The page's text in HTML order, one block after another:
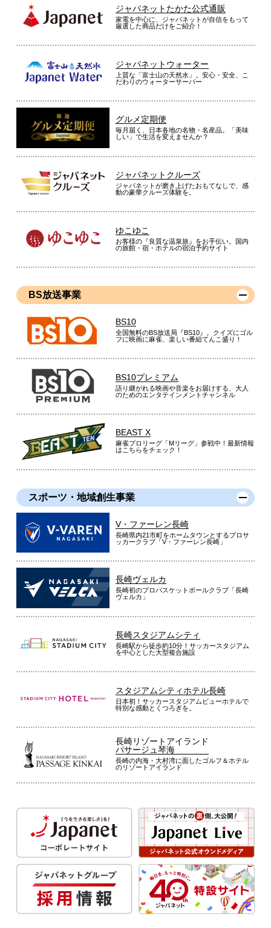
ジャパネットたかた公式通販
家電を中心に、ジャパネットが自信をもって
厳選した商品だけをご紹介！
ジャパネットウォーター
上質な「富士山の天然水」。安心・安全、こ
だわりのウォーターサーバー
グルメ定期便
毎月届く、日本各地の名物・名産品。「美味
しい」で生活を変えませんか？
ジャパネットクルーズ
ジャパネットが磨き上げたおもてなしで、感
動の豪華クルーズ体験を。
ゆこゆこ
お客様の『良質な温泉旅』をお手伝い。国内
の旅館・宿・ホテルの宿泊予約サイト
BS放送事業
BS10
全国無料のBS放送局『BS10』。クイズにゴル
フに映画に麻雀、楽しい番組てんこ盛り！
BS10プレミアム
語り継がれる映画や音楽をお届けする、大人
のためのエンタテインメントチャンネル
BEAST X
麻雀プロリーグ「Mリーグ」参戦中！最新情報
はこちらをチェック！
スポーツ・地域創生事業
V・ファーレン長崎
長崎県内21市町をホームタウンとするプロサ
ッカークラブ「V・ファーレン長崎」
長崎ヴェルカ
長崎初のプロバスケットボールクラブ「長崎
ヴェルカ」
長崎スタジアムシティ
長崎駅から徒歩約10分！サッカースタジアム
を中心とした大型複合施設
スタジアムシティホテル長崎
日本初！サッカースタジアムビューホテルで
特別な感動とくつろぎを。
長崎リゾートアイランド
パサージュ琴海
長崎の内海・大村湾に面したゴルフ＆ホテル
のリゾートアイランド